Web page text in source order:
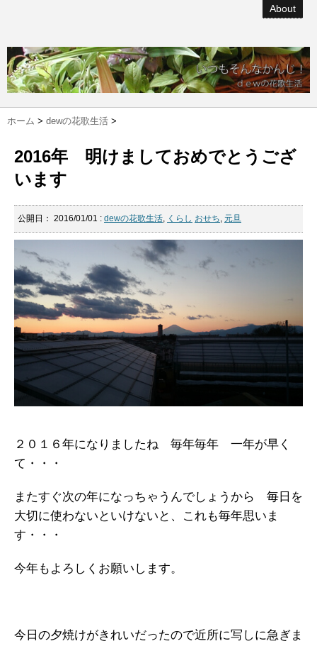
About
ホーム > dewの花歌生活 >
2016年 明けましておめでとうござ
います
公開日： 2016/01/01 : dewの花歌生活, くらし おせち, 元旦
２０１６年になりましたね 毎年毎年 一年が早く
て・・・
またすぐ次の年になっちゃうんでしょうから 毎日を
大切に使わないといけないと、これも毎年思いま
す・・・
今年もよろしくお願いします。
今日の夕焼けがきれいだったので近所に写しに急ぎま